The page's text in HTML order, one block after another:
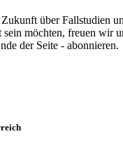
über Fallstudien
möchten, freuen wir
der Seite - abonnieren.